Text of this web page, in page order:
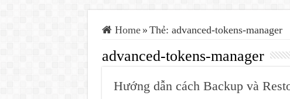
Home » Thẻ: advanced-tokens-manager
advanced-tokens-manager
Hướng dẫn cách Backup và